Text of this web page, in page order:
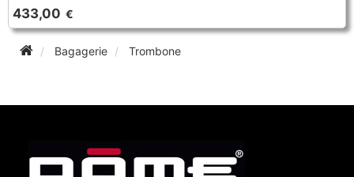
433,00 €
Bagagerie Trombone